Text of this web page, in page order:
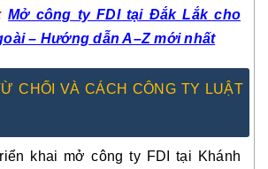
Mở công ty FDI tại Đắk Lắk cho
– Hướng dẫn A–Z mới nhất
CHỐI VÀ CÁCH CÔNG TY LUẬT
khai mở công ty FDI tại Khánh